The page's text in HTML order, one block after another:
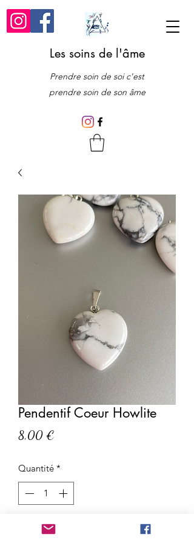
Les soins de l'âme
Prendre soin de soi c'est
prendre soin de son âme
Pendentif Coeur Howlite
8,00 €
Quantité *